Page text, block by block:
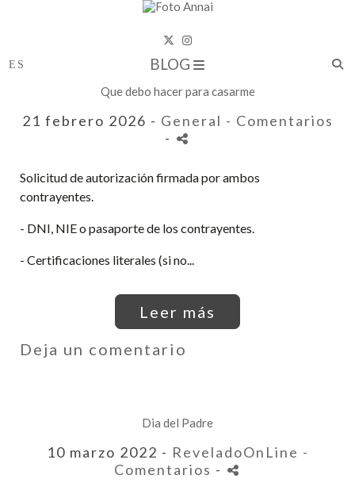
BLOG
Que debo hacer para casarme
21 febrero 2026 - General - Comentarios
-
Solicitud de autorización firmada por ambos
contrayentes.
- DNI, NIE o pasaporte de los contrayentes.
- Certificaciones literales (si no...
Leer más
Deja un comentario
Dia del Padre
10 marzo 2022 - ReveladoOnLine -
Comentarios -